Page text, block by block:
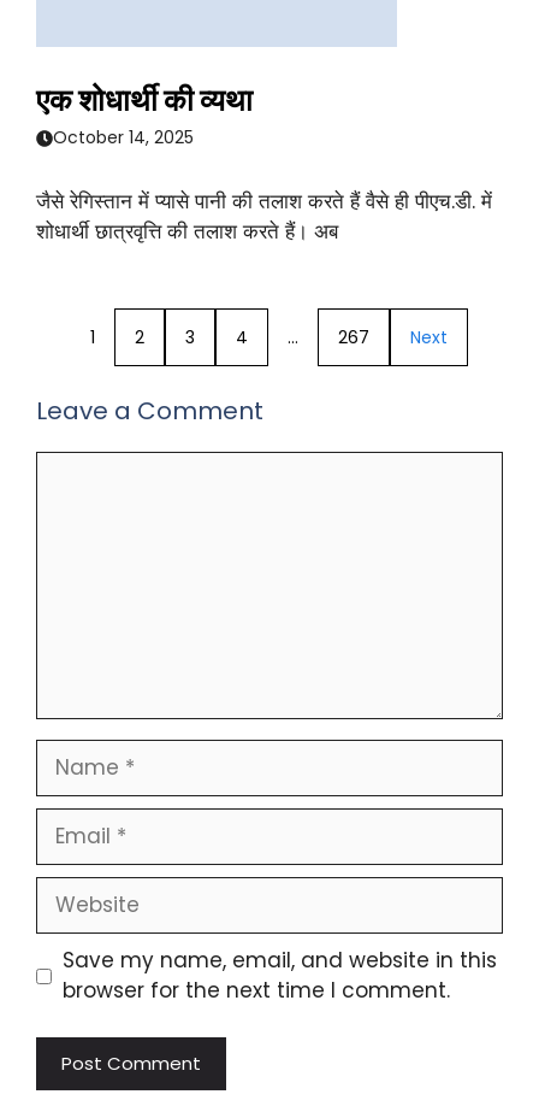
एक शोधार्थी की व्यथा
October 14, 2025
जैसे रेगिस्तान में प्यासे पानी की तलाश करते हैं वैसे ही पीएच.डी. में
शोधार्थी छात्रवृत्ति की तलाश करते हैं। अब
1 2 3 4 … 267 Next
Leave a Comment
Name
Email
Website
Save my name, email, and website in this
browser for the next time I comment.